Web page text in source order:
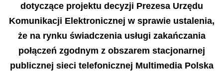
dotyczące projektu decyzji Prezesa Urzędu
Komunikacji Elektronicznej w sprawie ustalenia,
że na rynku świadczenia usługi zakańczania
połączeń zgodnym z obszarem stacjonarnej
publicznej sieci telefonicznej Multimedia Polska